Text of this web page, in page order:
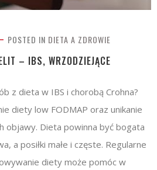
POSTED IN DIETA A ZDROWIE
– IBS, WRZODZIEJĄCE
z dieta w IBS i chorobą Crohna?
diety low FODMAP oraz unikanie
objawy. Dieta powinna być bogata
a posiłki małe i częste. Regularne
diety może pomóc w